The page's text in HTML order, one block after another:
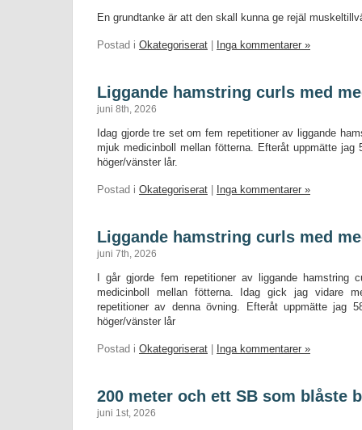
En grundtanke är att den skall kunna ge rejäl
Postad i Okategoriserat Inga kommentarer »
Liggande hamstring curls med
juni 8th, 2026
Idag gjorde tre set om fem repetitioner av liggande
mjuk medicinboll mellan fötterna. Efteråt uppmätte jag
höger/vänster lår.
Postad i Okategoriserat Inga kommentarer »
Liggande hamstring curls med
juni 7th, 2026
I går gjorde fem repetitioner av liggande hamstring
medicinboll mellan fötterna. Idag gick jag vidare
repetitioner av denna övning. Efteråt uppmätte jag
höger/vänster lår
Postad i Okategoriserat Inga kommentarer »
200 meter och ett SB som blåste
juni 1st, 2026